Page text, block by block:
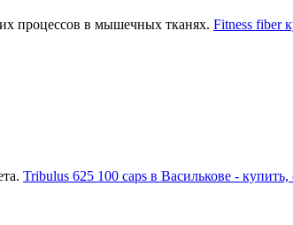
процессов в мышечных тканях. Fitness fiber
Tribulus 625 100 caps в Василькове -